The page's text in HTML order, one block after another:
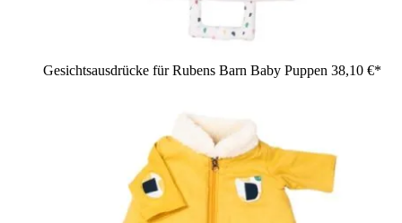
Gesichtsausdrücke für Rubens Barn Baby Puppen 38,10 €*